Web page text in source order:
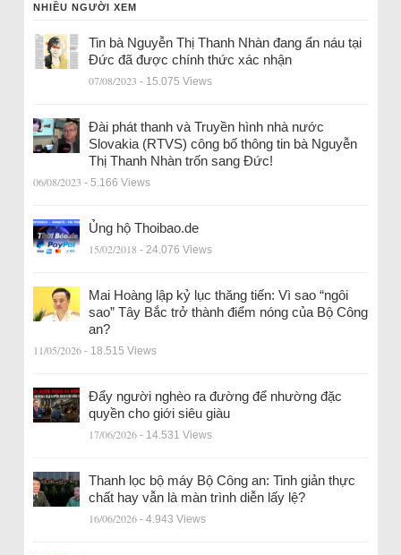
NHIỀU NGƯỜI XEM
Tin bà Nguyễn Thị Thanh Nhàn đang ẩn náu tại
Đức đã được chính thức xác nhận
07/08/2023 - 15.075 Views
Đài phát thanh và Truyền hình nhà nước
Slovakia (RTVS) công bố thông tin bà Nguyễn
Thị Thanh Nhàn trốn sang Đức!
06/08/2023 - 5.166 Views
Ủng hộ Thoibao.de
15/02/2018 - 24.076 Views
Mai Hoàng lập kỷ lục thăng tiến: Vì sao “ngôi
sao” Tây Bắc trở thành điểm nóng của Bộ Công
an?
11/05/2026 - 18.515 Views
Đẩy người nghèo ra đường để nhường đặc
quyền cho giới siêu giàu
17/06/2026 - 14.531 Views
Thanh lọc bộ máy Bộ Công an: Tinh giản thực
chất hay vẫn là màn trình diễn lấy lệ?
16/06/2026 - 4.943 Views